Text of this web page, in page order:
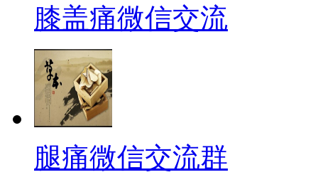
膝盖痛微信交流
腿痛微信交流群